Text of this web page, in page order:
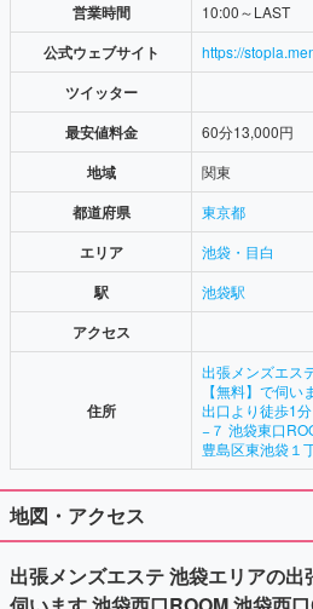
営業時間 10:00～LAST
公式ウェブサイト https://
ツイッター
最安値料金
60分13,000円
地域 関東
都道府県 東京都
エリア 池袋・目白
駅 池袋駅
アクセス
住所
出張メンズエス
【無料】で伺
出口より徒歩1
−７ 池袋東口
豊島区東池袋１
地図・アクセス
出張メンズエステ 池袋エリアの